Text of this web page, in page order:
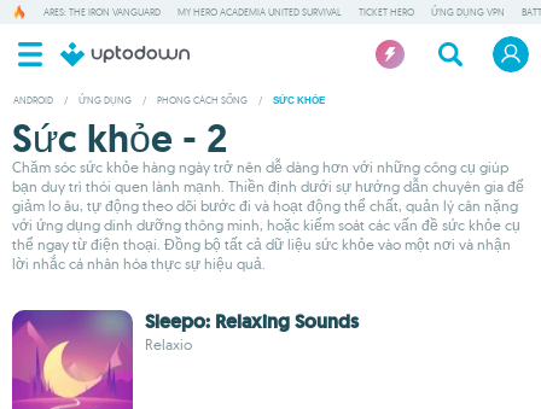
ARES: THE IRON VANGUARD MY HERO ACADEMIA UNITED SURVIVAL TICKET HERO ỨNG DỤNG VPN
ANDROID / ỨNG DỤNG / PHONG CÁCH SỐNG / SỨC KHỎE
Sức khỏe - 2
Chăm sóc sức khỏe hàng ngày trở nên dễ dàng hơn với những công cụ giúp
bạn duy trì thói quen lành mạnh. Thiền định dưới sự hướng dẫn chuyên gia để
giảm lo âu, tự động theo dõi bước đi và hoạt động thể chất, quản lý cân nặng
với ứng dụng dinh dưỡng thông minh, hoặc kiểm soát các vấn đề sức khỏe cụ
thể ngay từ điện thoại. Đồng bộ tất cả dữ liệu sức khỏe vào một nơi và nhận
lời nhắc cá nhân hóa thực sự hiệu quả.
Sleepo: Relaxing Sounds
Relaxio